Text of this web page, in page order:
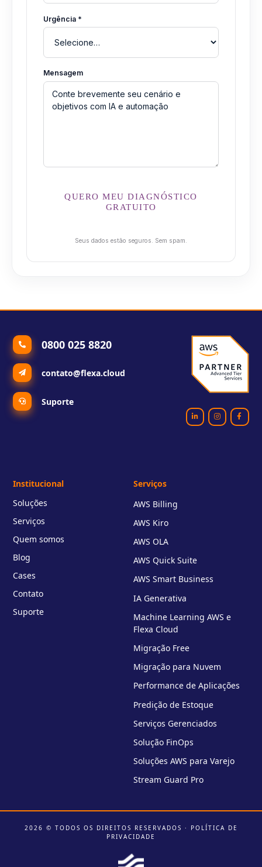
Urgência *
Mensagem
QUERO MEU DIAGNÓSTICO
GRATUITO
Seus dados estão seguros. Sem spam.
0800 025 8820
contato@flexa.cloud
Suporte
Institucional
Soluções
Serviços
Quem somos
Blog
Cases
Contato
Suporte
Serviços
AWS Billing
AWS Kiro
AWS OLA
AWS Quick Suite
AWS Smart Business
IA Generativa
Machine Learning AWS e
Flexa Cloud
Migração Free
Migração para Nuvem
Performance de Aplicações
Predição de Estoque
Serviços Gerenciados
Solução FinOps
Soluções AWS para Varejo
Stream Guard Pro
2026 © TODOS OS DIREITOS RESERVADOS ·
POLÍTICA DE
PRIVACIDADE